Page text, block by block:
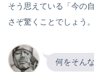
そう思えている「今の
さぞ驚くことでしょう。
何をそん